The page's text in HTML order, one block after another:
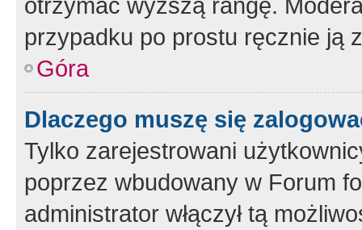
przypadku po prostu ręcznie ją
Góra
Dlaczego muszę się
Tylko zarejestrowani
poprzez wbudowany w Forum
administrator włączył tą